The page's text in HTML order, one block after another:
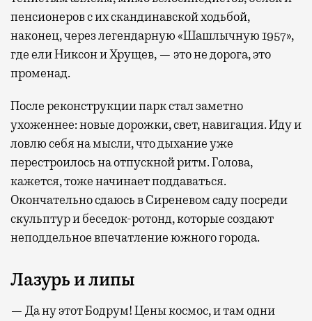
пенсионеров с их скандинавской ходьбой,
наконец, через легендарную «Шашлычную 1957»,
где ели Никсон и Хрущев, — это не дорога, это
променад.
После реконструкции парк стал заметно
ухоженнее: новые дорожки, свет, навигация. Иду и
ловлю себя на мысли, что дыхание уже
перестроилось на отпускной ритм. Голова,
кажется, тоже начинает поддаваться.
Окончательно сдаюсь в Сиреневом саду посреди
скульптур и беседок-ротонд, которые создают
неподдельное впечатление южного города.
Лазурь и липы
— Да ну этот Бодрум! Цены космос, и там одни